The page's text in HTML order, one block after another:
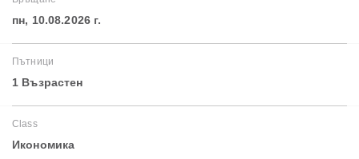
пн, 10.08.2026 г.
Пътници
1 Възрастен
Class
Икономика